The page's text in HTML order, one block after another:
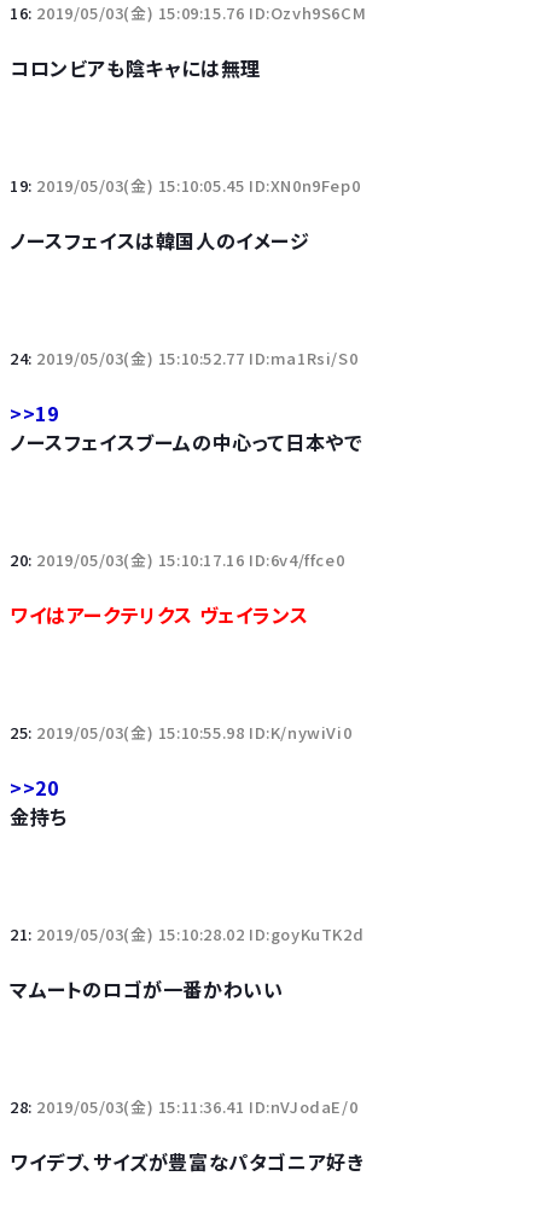
16: 2019/05/03(金) 15:09:15.76 ID:Ozvh9S6CM
コロンビアも陰キャには無理
19: 2019/05/03(金) 15:10:05.45 ID:XN0n9Fep0
ノースフェイスは韓国人のイメージ
24: 2019/05/03(金) 15:10:52.77 ID:ma1Rsi/S0
>>19
ノースフェイスブームの中心って日本やで
20: 2019/05/03(金) 15:10:17.16 ID:6v4/ffce0
ワイはアークテリクス ヴェイランス
25: 2019/05/03(金) 15:10:55.98 ID:K/nywiVi0
>>20
金持ち
21: 2019/05/03(金) 15:10:28.02 ID:goyKuTK2d
マムートのロゴが一番かわいい
28: 2019/05/03(金) 15:11:36.41 ID:nVJodaE/0
ワイデブ、サイズが豊富なパタゴニア好き